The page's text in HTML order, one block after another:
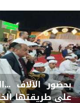
بحضور الآلاف
علي طريقتها